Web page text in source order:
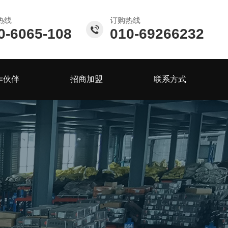
线
6065-108
订购热线
010-69266232
伙伴 招商加盟 联系方式